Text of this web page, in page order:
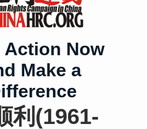
Action Now
Make a
利(1961-